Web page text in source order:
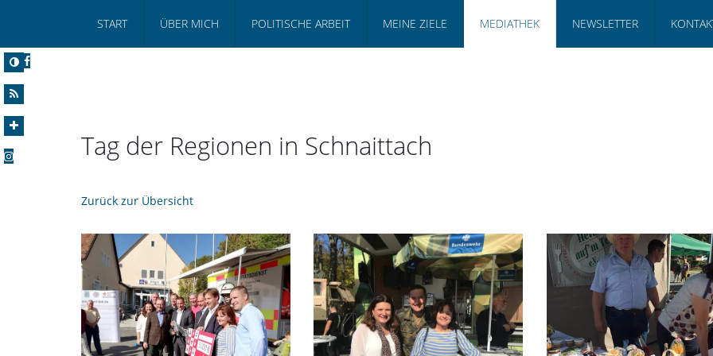
START ÜBER MICH POLITISCHE ARBEIT MEINE ZIELE MEDIATHEK NEWSLETTER
Tag der Regionen in Schnaittach
Zurück zur Übersicht